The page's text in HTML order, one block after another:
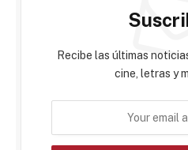
Recibe las últimas
cine, letras y